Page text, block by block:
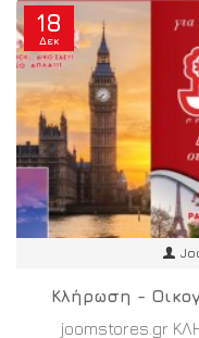
18
Δεκ
Κλήρωση -
joomstores.gr